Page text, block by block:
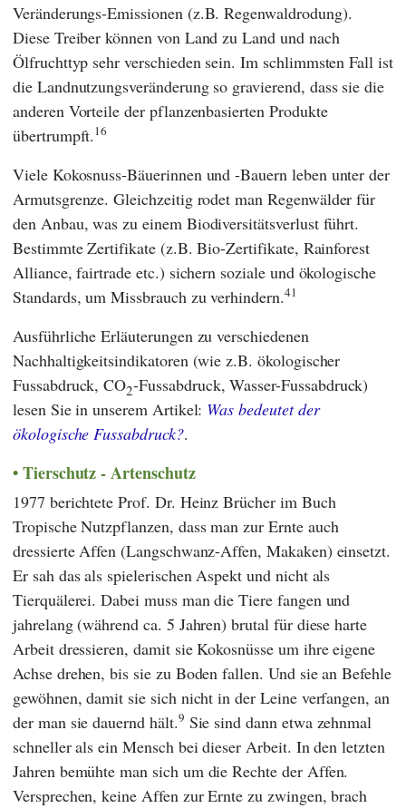
Veränderungs-Emissionen (z.B. Regenwaldrodung).
Diese Treiber können von Land zu Land und nach
Ölfruchttyp sehr verschieden sein. Im schlimmsten Fall ist
die Landnutzungsveränderung so gravierend, dass sie die
anderen Vorteile der pflanzenbasierten Produkte
übertrumpft.16
Viele Kokosnuss-Bäuerinnen und -Bauern leben unter der
Armutsgrenze. Gleichzeitig rodet man Regenwälder für
den Anbau, was zu einem Biodiversitätsverlust führt.
Bestimmte Zertifikate (z.B. Bio-Zertifikate, Rainforest
Alliance,fairtrade etc.) sichern soziale und ökologische
Standards, um Missbrauch zu verhindern.41
Ausführliche Erläuterungen zu verschiedenen
Nachhaltigkeitsindikatoren (wie z.B. ökologischer
Fussabdruck, CO2-Fussabdruck, Wasser-Fussabdruck)
lesen Sie in unserem Artikel: Was bedeutet der
ökologische Fussabdruck?.
Tierschutz - Artenschutz
1977 berichtete Prof. Dr. Heinz Brücherim Buch
Tropische Nutzpflanzen, dass man zur Ernte auch
dressierte Affen (Langschwanz-Affen, Makaken) einsetzt.
Er sah das als spielerischen Aspekt und nicht als
Tierquälerei. Dabei muss man die Tiere fangen und
jahrelang (während ca. 5 Jahren) brutal für diese harte
Arbeit dressieren, damit sie Kokosnüsse um ihre eigene
Achse drehen, bis sie zu Boden fallen. Und sie an Befehle
gewöhnen, damit sie sich nicht in der Leine verfangen, an
der man sie dauernd hält.9 Sie sind dann etwa zehnmal
schneller als ein Mensch bei dieser Arbeit. In den letzten
Jahren bemühte man sich um die Rechte der Affen.
Versprechen, keine Affen zur Ernte zu zwingen, brach